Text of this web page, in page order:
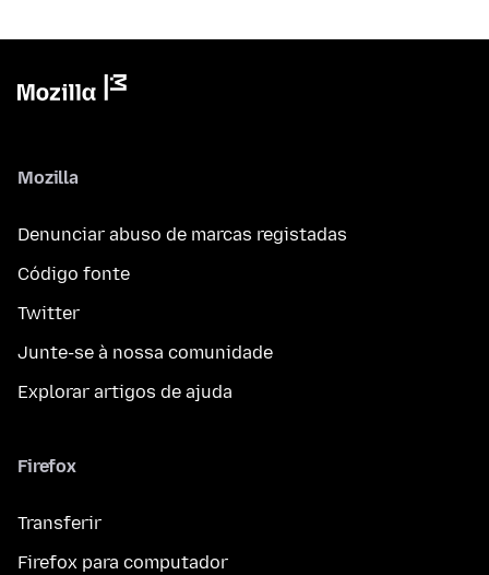
Mozilla
Denunciar abuso de marcas registadas
Código fonte
Twitter
Junte-se à nossa comunidade
Explorar artigos de ajuda
Firefox
Transferir
Firefox para computador